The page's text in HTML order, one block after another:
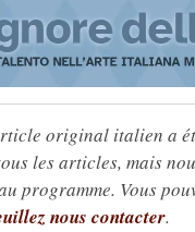
original italien a
les articles, mais
programme. Vous
nous contacter.